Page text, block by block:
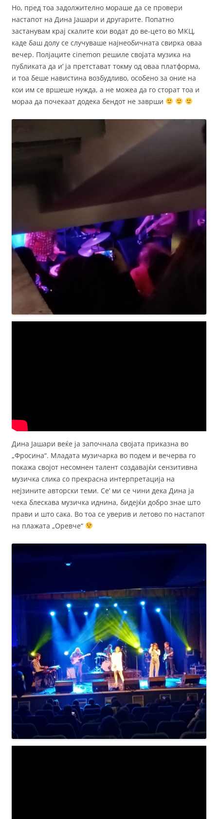
Но, пред тоа задолжително мораше да се провери
настапот на Дина Јашари и другарите. Попатно
застанувам крај скалите кои водат до ве-цето во МКЦ,
каде баш долу се случуваше најнеобичната свирка оваа
вечер. Полјаците cinemon решиле својата музика на
публиката да и’ ја претстават токму од оваа платформа,
и тоа беше навистина возбудливо, особено за оние на
кои им се вршеше нужда, а не можеа да го сторат тоа и
мораа да почекаат додека бендот не заврши
Дина Јашари веќе ја започнала својата приказна во
„Фросина“. Младата музичарка во подем и вечерва го
покажа својот несомнен талент создавајќи сензитивна
музичка слика со прекрасна интерпретација на
нејзините авторски теми. Се’ ми се чини дека Дина ја
чека блескава музичка иднина, бидејќи добро знае што
прави и што сака. Во тоа се уверив и летово по настапот
на плажата „Оревче“